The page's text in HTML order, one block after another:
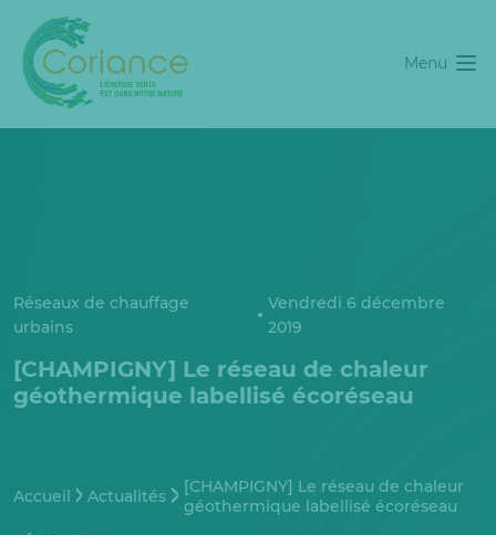
Menu
Réseaux de chauffage
urbains
Vendredi 6 décembre
2019
[CHAMPIGNY] Le réseau de chaleur
géothermique labellisé écoréseau
Accueil Actualités
[CHAMPIGNY] Le réseau de chaleur
géothermique labellisé écoréseau